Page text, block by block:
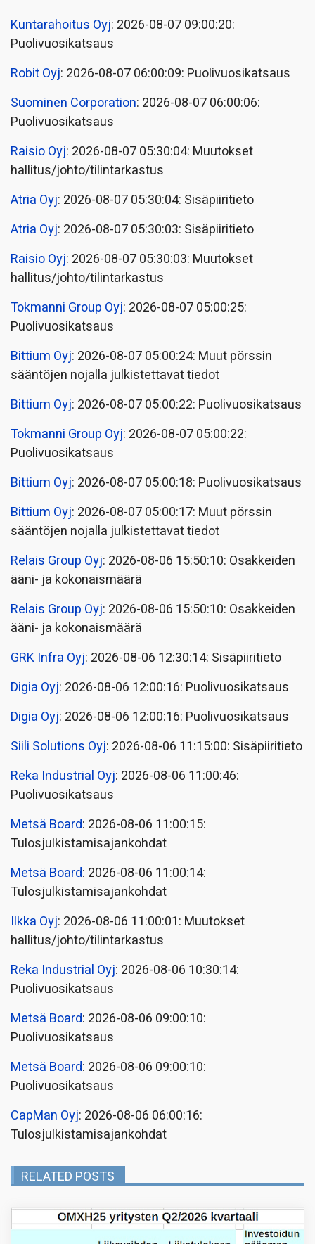
Kuntarahoitus Oyj: 2026-08-07 09:00:20:
Puolivuosikatsaus
Robit Oyj: 2026-08-07 06:00:09: Puolivuosikatsaus
Suominen Corporation: 2026-08-07 06:00:06:
Puolivuosikatsaus
Raisio Oyj: 2026-08-07 05:30:04: Muutokset
hallitus/johto/tilintarkastus
Atria Oyj: 2026-08-07 05:30:04: Sisäpiiritieto
Atria Oyj: 2026-08-07 05:30:03: Sisäpiiritieto
Raisio Oyj: 2026-08-07 05:30:03: Muutokset
hallitus/johto/tilintarkastus
Tokmanni Group Oyj: 2026-08-07 05:00:25:
Puolivuosikatsaus
Bittium Oyj: 2026-08-07 05:00:24: Muut pörssin
sääntöjen nojalla julkistettavat tiedot
Bittium Oyj: 2026-08-07 05:00:22: Puolivuosikatsaus
Tokmanni Group Oyj: 2026-08-07 05:00:22:
Puolivuosikatsaus
Bittium Oyj: 2026-08-07 05:00:18: Puolivuosikatsaus
Bittium Oyj: 2026-08-07 05:00:17: Muut pörssin
sääntöjen nojalla julkistettavat tiedot
Relais Group Oyj: 2026-08-06 15:50:10: Osakkeiden
ääni- ja kokonaismäärä
Relais Group Oyj: 2026-08-06 15:50:10: Osakkeiden
ääni- ja kokonaismäärä
GRK Infra Oyj: 2026-08-06 12:30:14: Sisäpiiritieto
Digia Oyj: 2026-08-06 12:00:16: Puolivuosikatsaus
Digia Oyj: 2026-08-06 12:00:16: Puolivuosikatsaus
Siili Solutions Oyj: 2026-08-06 11:15:00: Sisäpiiritieto
Reka Industrial Oyj: 2026-08-06 11:00:46:
Puolivuosikatsaus
Metsä Board: 2026-08-06 11:00:15:
Tulosjulkistamisajankohdat
Metsä Board: 2026-08-06 11:00:14:
Tulosjulkistamisajankohdat
Ilkka Oyj: 2026-08-06 11:00:01: Muutokset
hallitus/johto/tilintarkastus
Reka Industrial Oyj: 2026-08-06 10:30:14:
Puolivuosikatsaus
Metsä Board: 2026-08-06 09:00:10:
Puolivuosikatsaus
Metsä Board: 2026-08-06 09:00:10:
Puolivuosikatsaus
CapMan Oyj: 2026-08-06 06:00:16:
Tulosjulkistamisajankohdat
RELATED POSTS